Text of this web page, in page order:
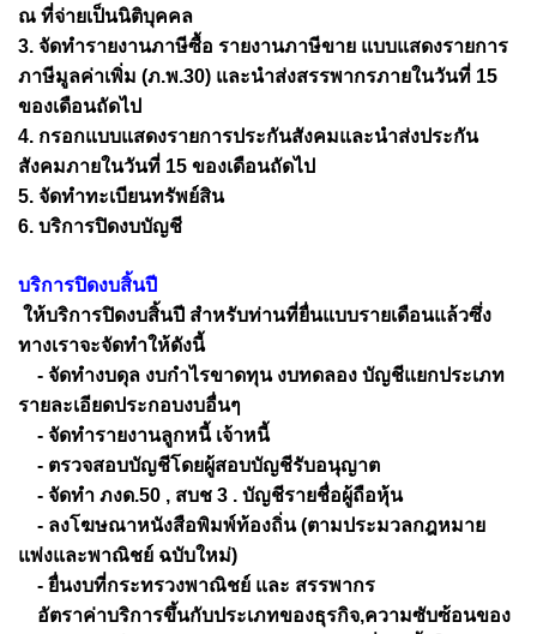
ณ ที่จ่ายเป็นนิติบุคคล
3. จัดทำรายงานภาษีซื้อ รายงานภาษีขาย แบบแสดงรายการ
ภาษีมูลค่าเพิ่ม (ภ.พ.30) และนำส่งสรรพากรภายในวันที่ 15
ของเดือนถัดไป
4. กรอกแบบแสดงรายการประกันสังคมและนำส่งประกัน
สังคมภายในวันที่ 15 ของเดือนถัดไป
5. จัดทำทะเบียนทรัพย์สิน
6. บริการปิดงบบัญชี
บริการปิดงบสิ้นปี
ให้บริการปิดงบสิ้นปี สำหรับท่านที่ยื่นแบบรายเดือนแล้วซึ่ง
ทางเราจะจัดทำให้ดังนี้
- จัดทำงบดุล งบกำไรขาดทุน งบทดลอง บัญชีแยกประเภท
รายละเอียดประกอบงบอื่นๆ
- จัดทำรายงานลูกหนี้ เจ้าหนี้
- ตรวจสอบบัญชีโดยผู้สอบบัญชีรับอนุญาต
- จัดทำ ภงด.50 , สบช 3 . บัญชีรายชื่อผู้ถือหุ้น
- ลงโฆษณาหนังสือพิมพ์ท้องถิ่น (ตามประมวลกฎหมาย
แพ่งและพาณิชย์ ฉบับใหม่)
- ยื่นงบที่กระทรวงพาณิชย์ และ สรรพากร
อัตราค่าบริการขึ้นกับประเภทของธุรกิจ,ความซับซ้อนของ